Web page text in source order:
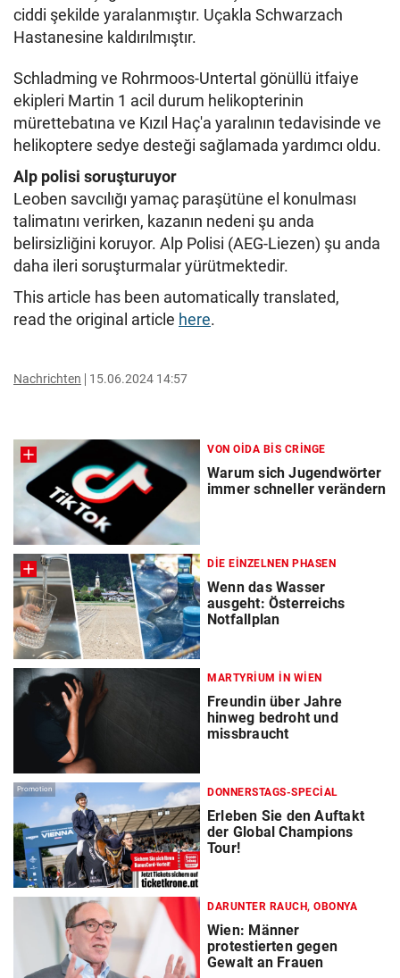
ciddi şekilde yaralanmıştır. Uçakla Schwarzach
Hastanesine kaldırılmıştır.
Schladming ve Rohrmoos-Untertal gönüllü itfaiye
ekipleri Martin 1 acil durum helikopterinin
mürettebatına ve Kızıl Haç'a yaralının tedavisinde ve
helikoptere sedye desteği sağlamada yardımcı oldu.
Alp polisi soruşturuyor
Leoben savcılığı yamaç paraşütüne el konulması
talimatını verirken, kazanın nedeni şu anda
belirsizliğini koruyor. Alp Polisi (AEG-Liezen) şu anda
daha ileri soruşturmalar yürütmektedir.
This article has been automatically translated,
read the original article here.
Nachrichten 15.06.2024 14:57
VON OIDA BIS CRINGE
Warum sich Jugendwörter
immer schneller verändern
DIE EINZELNEN PHASEN
Wenn das Wasser
ausgeht: Österreichs
Notfallplan
MARTYRIUM IN WIEN
Freundin über Jahre
hinweg bedroht und
missbraucht
Promotion DONNERSTAGS-SPECIAL
Erleben Sie den Auftakt
der Global Champions
Tour!
DARUNTER RAUCH, OBONYA
Wien: Männer
protestierten gegen
Gewalt an Frauen